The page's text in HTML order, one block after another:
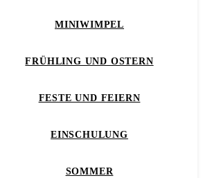
MINIWIMPEL
FRÜHLING UND OSTERN
FESTE UND FEIERN
EINSCHULUNG
SOMMER